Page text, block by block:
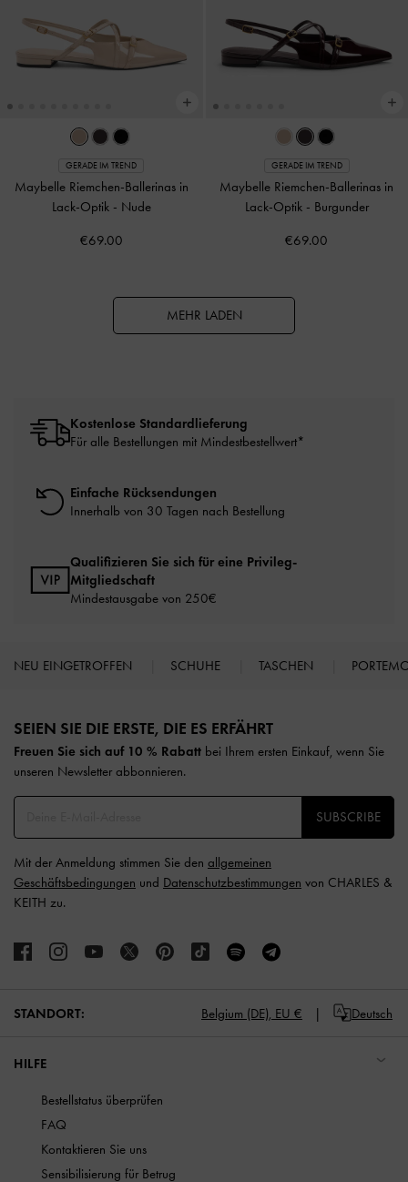
GERADE IM TREND
Maybelle Riemchen-Ballerinas in
Lack-Optik - Nude
€69.00
GERADE IM TREND
Maybelle Riemchen-Ballerinas in
Lack-Optik - Burgunder
€69.00
MEHR LADEN
Kostenlose Standardlieferung
Für alle Bestellungen mit Mindestbestellwert*
Einfache Rücksendungen
Innerhalb von 30 Tagen nach Bestellung
Qualifizieren Sie sich für eine Privileg-
Mitgliedschaft
Mindestausgabe von 250€
NEU EINGETROFFEN SCHUHE TASCHEN
SEIEN SIE DIE ERSTE, DIE ES ERFÄHRT​
Freuen Sie sich auf 10 % Rabatt bei Ihrem ersten Einkauf, wenn Sie
unseren Newsletter abbonnieren.​
SUBSCRIBE
Mit der Anmeldung stimmen Sie den allgemeinen
Geschäftsbedingungen und Datenschutzbestimmungen von CHARLES &
KEITH zu.
STANDORT: Belgium (DE), EU € Deutsch
HILFE
Bestellstatus überprüfen
FAQ
Kontaktieren Sie uns
Sensibilisierung für Betrug